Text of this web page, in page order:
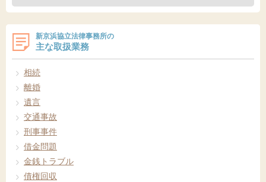
新京浜協立法律事務所の
主な取扱業務
相続
離婚
遺言
交通事故
刑事事件
借金問題
金銭トラブル
債権回収